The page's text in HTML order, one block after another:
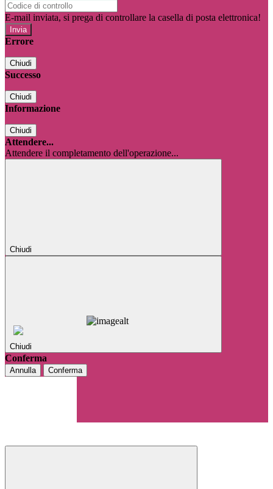
E-mail inviata, si prega di controllare la casella di posta elettronica!
Errore
Chiudi
Successo
Chiudi
Informazione
Chiudi
Attendere...
Attendere il completamento dell'operazione...
Chiudi
Chiudi
Conferma
Annulla Conferma